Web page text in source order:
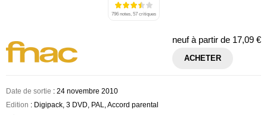
796 notes, 57 critiques
neuf à partir de 17,09 €
ACHETER
Date de sortie : 24 novembre 2010
Edition : Digipack, 3 DVD, PAL, Accord parental